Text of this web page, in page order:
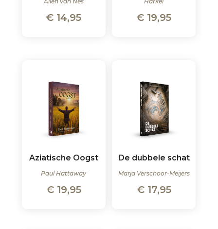
€ 14,95 € 19,95
Aziatische Oogst
Paul Hattaway
€19,95
De dubbele schat
Marja Verschoor-Meijers
€17,95